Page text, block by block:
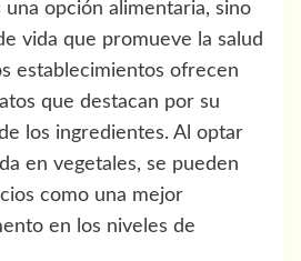
opción alimentaria, sino
vida que promueve la salud
establecimientos ofrecen
que destacan por su
los ingredientes. Al optar
en vegetales, se pueden
como una mejor
en los niveles de